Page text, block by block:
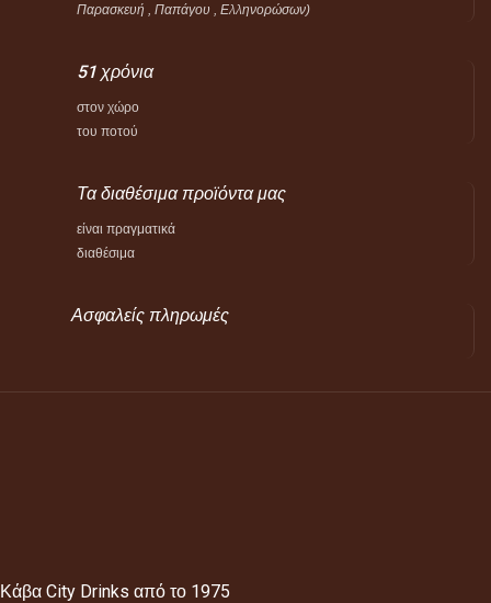
Παρασκευή , Παπάγου , Ελληνορώσων)
51 χρόνια
στον χώρο
του ποτού
Τα διαθέσιμα προϊόντα μας
είναι πραγματικά
διαθέσιμα
Ασφαλείς πληρωμές
Κάβα City Drinks από το 1975